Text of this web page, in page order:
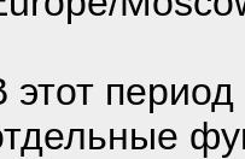
этот
с